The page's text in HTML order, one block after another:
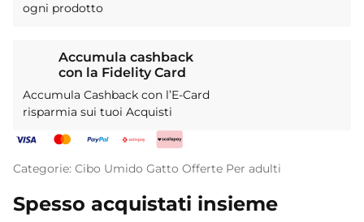
ogni prodotto
Accumula cashback
con la Fidelity Card
Accumula Cashback con l’E-Card
risparmia sui tuoi Acquisti
Categorie: Cibo Umido Gatto Offerte Per adulti
Spesso acquistati insieme